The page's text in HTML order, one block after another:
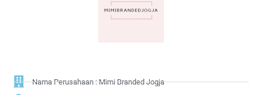
Nama Perusahaan : Mimi Branded Jogja